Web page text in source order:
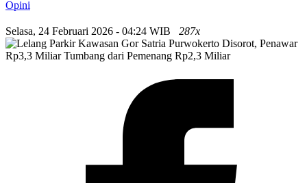
Opini
Selasa, 24 Februari 2026 - 04:24 WIB 287x